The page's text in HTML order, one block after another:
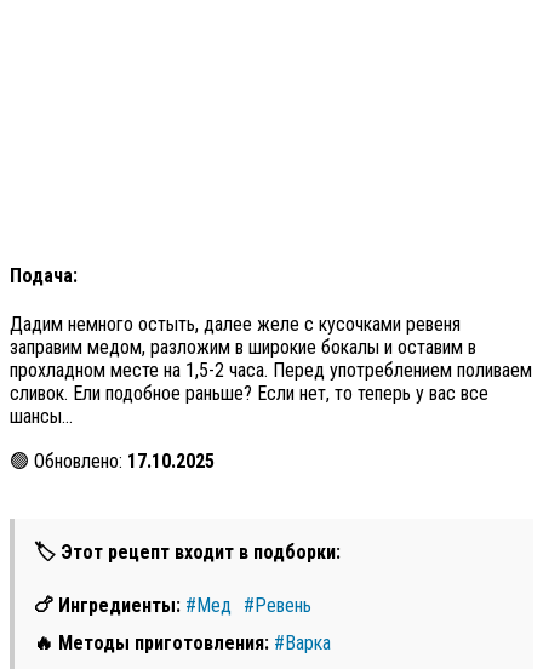
Подача:
Дадим немного остыть, далее желе с кусочками ревеня
заправим медом, разложим в широкие бокалы и оставим в
прохладном месте на 1,5-2 часа. Перед употреблением поливаем
сливок. Ели подобное раньше? Если нет, то теперь у вас все
шансы…
🟢 Обновлено: 17.10.2025
🏷 Этот рецепт входит в подборки:
🍗 Ингредиенты: #Мед
#Ревень
🔥 Методы приготовления: #Варка